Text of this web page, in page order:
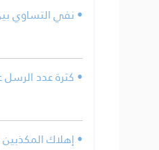
• نفي التساوي
• كثرة عدد
• إهلاك